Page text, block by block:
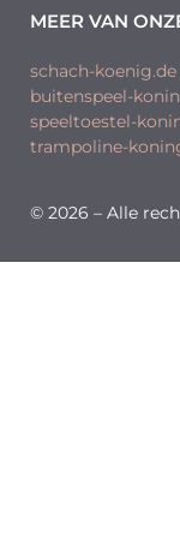
MEER VAN
schach-koenig.de
buitenspeel-
speeltoestel-
trampoline-
© 2026 – Alle